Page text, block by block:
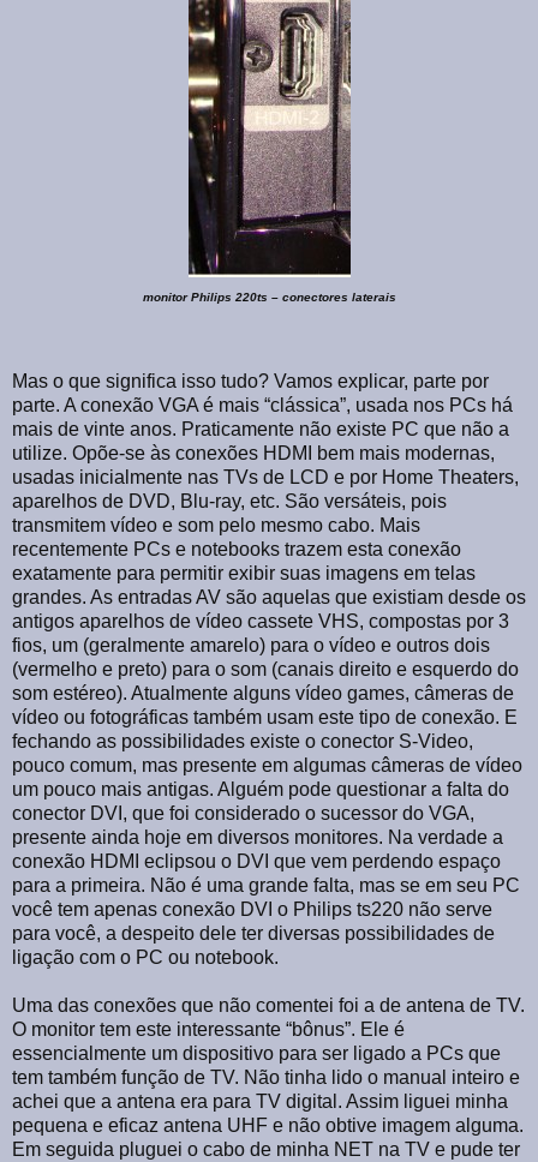
monitor Philips 220ts – conectores laterais
Mas o que significa isso tudo? Vamos explicar, parte por
parte. A conexão VGA é mais “clássica”, usada nos PCs há
mais de vinte anos. Praticamente não existe PC que não a
utilize. Opõe-se às conexões HDMI bem mais modernas,
usadas inicialmente nas TVs de LCD e por Home Theaters,
aparelhos de DVD, Blu-ray, etc. São versáteis, pois
transmitem vídeo e som pelo mesmo cabo. Mais
recentemente PCs e notebooks trazem esta conexão
exatamente para permitir exibir suas imagens em telas
grandes. As entradas AV são aquelas que existiam desde os
antigos aparelhos de vídeo cassete VHS, compostas por 3
fios, um (geralmente amarelo) para o vídeo e outros dois
(vermelho e preto) para o som (canais direito e esquerdo do
som estéreo). Atualmente alguns vídeo games, câmeras de
vídeo ou fotográficas também usam este tipo de conexão. E
fechando as possibilidades existe o conector S-Video,
pouco comum, mas presente em algumas câmeras de vídeo
um pouco mais antigas. Alguém pode questionar a falta do
conector DVI, que foi considerado o sucessor do VGA,
presente ainda hoje em diversos monitores. Na verdade a
conexão HDMI eclipsou o DVI que vem perdendo espaço
para a primeira. Não é uma grande falta, mas se em seu PC
você tem apenas conexão DVI o Philips ts220 não serve
para você, a despeito dele ter diversas possibilidades de
ligação com o PC ou notebook.
Uma das conexões que não comentei foi a de antena de TV.
O monitor tem este interessante “bônus”. Ele é
essencialmente um dispositivo para ser ligado a PCs que
tem também função de TV. Não tinha lido o manual inteiro e
achei que a antena era para TV digital. Assim liguei minha
pequena e eficaz antena UHF e não obtive imagem alguma.
Em seguida pluguei o cabo de minha NET na TV e pude ter